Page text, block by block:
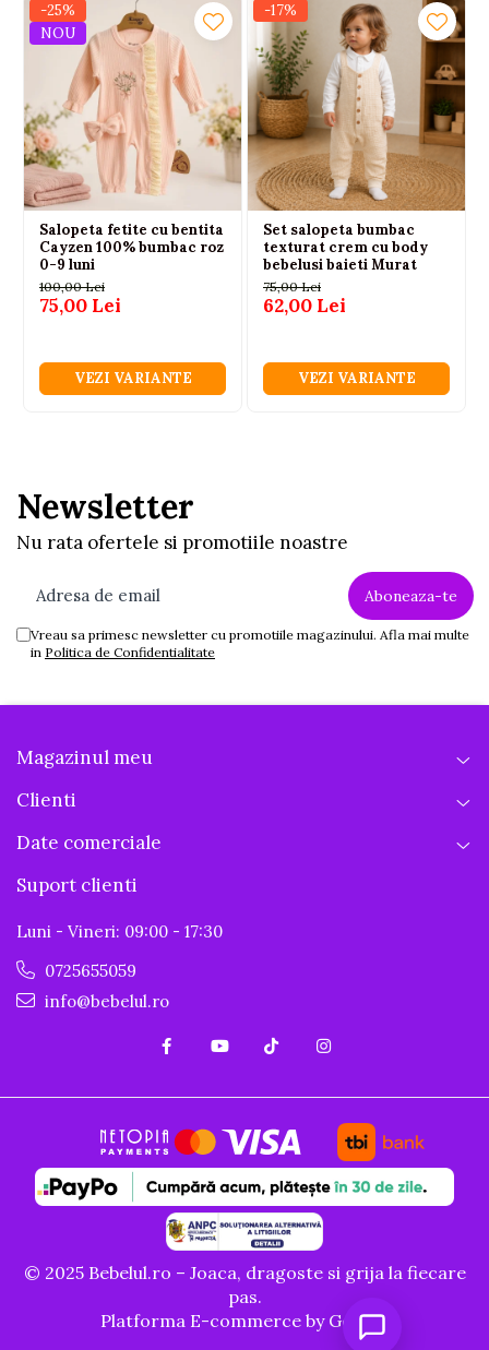
-25%
NOU
Salopeta fetite cu bentita
Cayzen 100% bumbac roz
0-9 luni
100,00 Lei
75,00 Lei
VEZI VARIANTE
-17%
Set salopeta bumbac
texturat crem cu body
bebelusi baieti Murat
75,00 Lei
62,00 Lei
VEZI VARIANTE
Newsletter
Nu rata ofertele si promotiile noastre
Vreau sa primesc newsletter cu promotiile magazinului. Afla mai multe
in Politica de Confidentialitate
Magazinul meu
Clienti
Date comerciale
Suport clienti
Luni - Vineri: 09:00 - 17:30
0725655059
info@bebelul.ro
© 2025 Bebelul.ro – Joaca, dragoste si grija la fiecare
pas.
Platforma E-commerce by Gomag